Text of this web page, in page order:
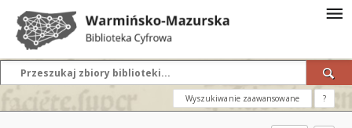
Wyszukiwanie zaawansowane ?